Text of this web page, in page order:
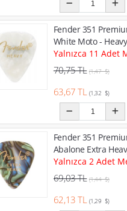
Fender 351
White Moto -
Yalnızca 11 Adet
70,75 TL (1,47 $)
63,67 TL (1,32 $)
Fender 351
Abalone Extra
Yalnızca 2 Adet
69,03 TL (1,44 $)
62,13 TL (1,29 $)